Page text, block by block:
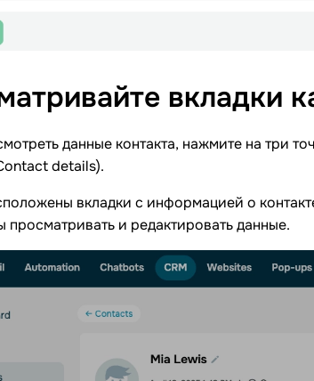
вкладки
данные контакта, нажмите на три
details).
вкладки с информацией о
просматривать и редактировать данные.